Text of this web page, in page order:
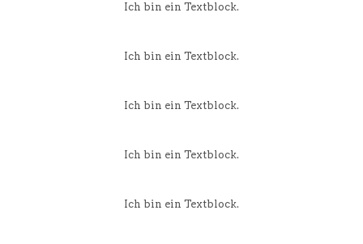
Ich bin ein Textblock.
Ich bin ein Textblock.
Ich bin ein Textblock.
Ich bin ein Textblock.
Ich bin ein Textblock.